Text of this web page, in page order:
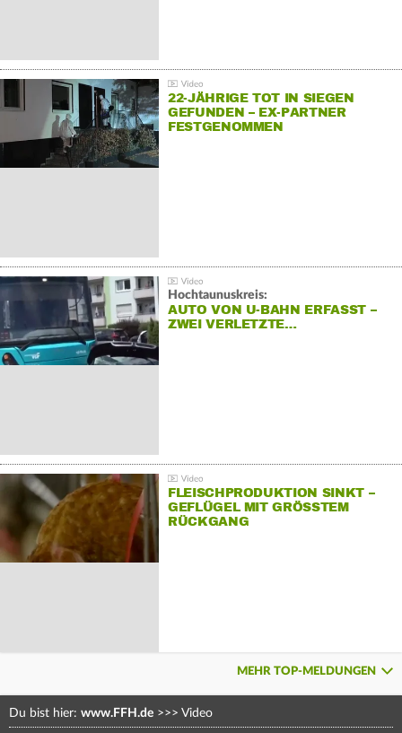
22-JÄHRIGE TOT IN SIEGEN
GEFUNDEN – EX-PARTNER
FESTGENOMMEN
Hochtaunuskreis:
AUTO VON U-BAHN ERFASST –
ZWEI VERLETZTE…
FLEISCHPRODUKTION SINKT –
GEFLÜGEL MIT GRÖSSTEM R
ÜCKGANG
MEHR TOP-MELDUNGEN
Du bist hier: www.FFH.de >>> Video